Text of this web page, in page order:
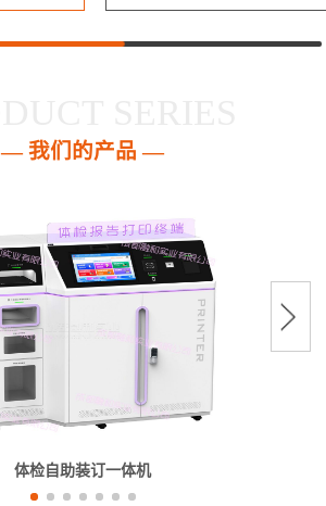
— 我们的产品 —
体检自助装订一体机